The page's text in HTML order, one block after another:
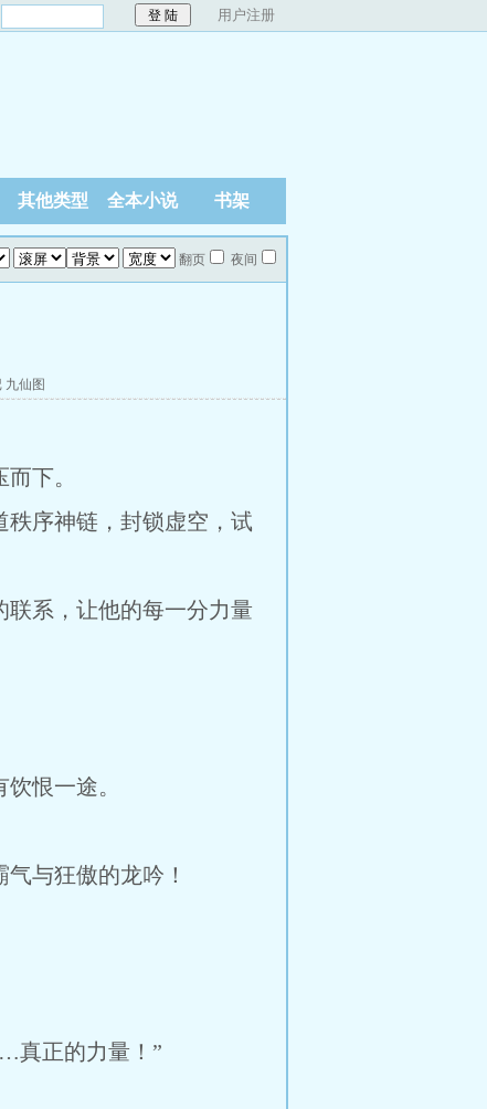
用户注册
其他类型 全本小说 书架
翻页 夜间
九仙图
下。
序神链，封锁虚空，试
联系，让他的每一分力量
恨一途。
与狂傲的龙吟！
真正的力量！”